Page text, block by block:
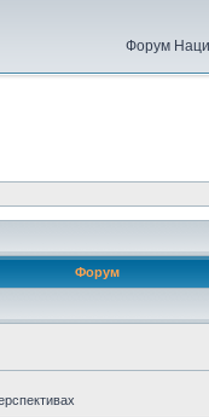
Форум
Форум